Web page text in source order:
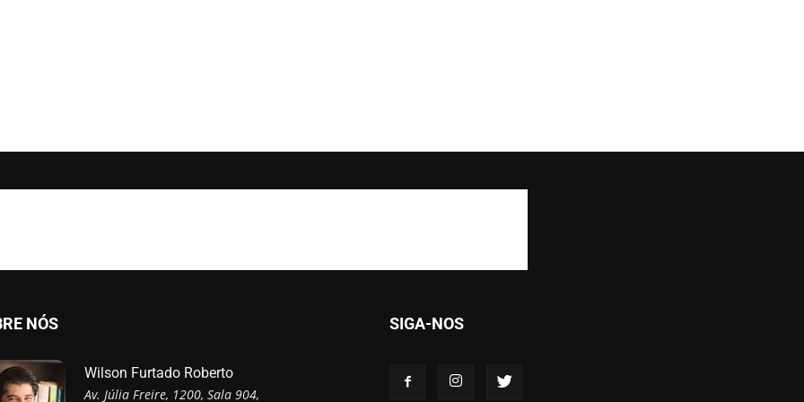
NÓS
Wilson Furtado Roberto
Av. Júlia Freire, 1200, Sala 904,
SIGA-NOS